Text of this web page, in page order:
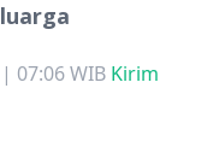
07:06 WIB Kirim